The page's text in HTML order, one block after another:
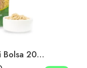
Harina de ajonjoli Bolsa 200gr